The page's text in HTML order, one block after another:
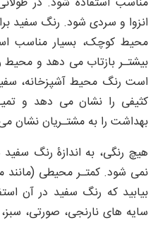
انزوا و سردی شود. رنگ سفید
محیط کوچک، بسیار مناسب
بیشتـر بازتاب می دهد و محیط
است رنگ محیط آشپزخانه،
کثیفی را نشان می دهد و
بهداشت را به مشتـریان نشان
هیچ رنگی، به اندازۀ رنگ
نمی شود. کمتـر محیطی (مانند
بیابید که رنگ سفید در آن
سایه های نارنجی، صورتی،